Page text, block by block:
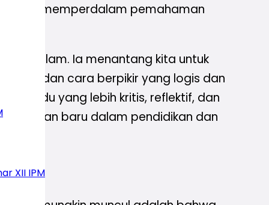
XII IPM
untuk memperdalam pemahaman
Ia menantang kita untuk
dan cara berpikir yang logis dan
individu yang lebih kritis, reflektif, dan
baru dalam pendidikan dan